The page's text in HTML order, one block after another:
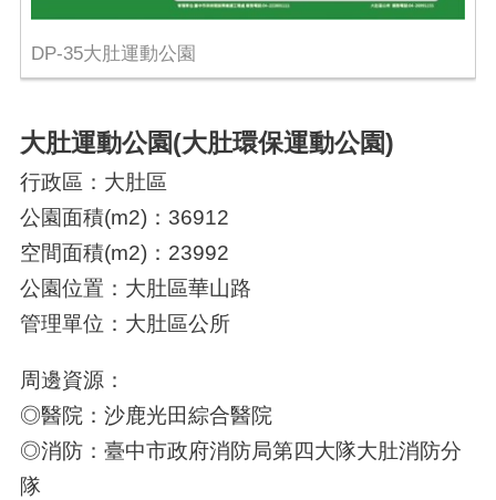
DP-35大肚運動公園
大肚運動公園(大肚環保運動公園)
行政區：大肚區
公園面積(m2)：36912
空間面積(m2)：23992
公園位置：大肚區華山路
管理單位：大肚區公所
周邊資源：
◎醫院：沙鹿光田綜合醫院
◎消防：臺中市政府消防局第四大隊大肚消防分
隊